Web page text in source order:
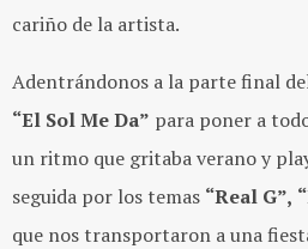
cariño de la artista.
Adentrándonos a la parte final
“El Sol Me Da” para poner a
un ritmo que gritaba verano y
seguida por los temas “Real G”,
que nos transportaron a una